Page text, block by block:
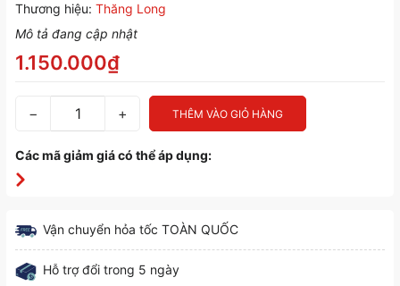
Thương hiệu: Thăng Long
Mô tả đang cập nhật
1.150.000₫
− + THÊM VÀO GIỎ HÀNG
Các mã giảm giá có thể áp dụng:
Vận chuyển hỏa tốc TOÀN QUỐC
Hỗ trợ đổi trong 5 ngày